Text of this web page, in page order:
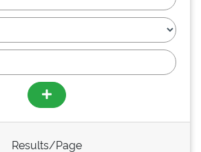
Results/Page